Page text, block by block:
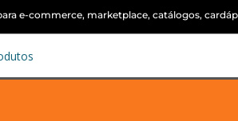
e-commerce, marketplace, catálogos,